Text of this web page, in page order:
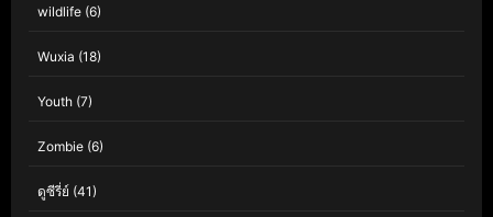
wildlife (6)
Wuxia (18)
Youth (7)
Zombie (6)
ดูซีรี่ย์ (41)